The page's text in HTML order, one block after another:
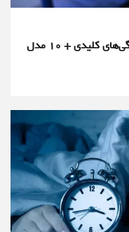
بهترین مانیتور گیمینگ کدام است؟ ویژگی‌های کلیدی + 10 مدل